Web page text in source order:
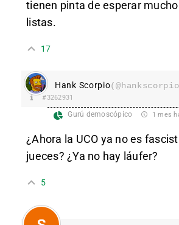
tienen pinta de esperar
listas.
17
Hank Scorpio
#3262931
Gurú demoscópico 1 mes
¿Ahora la UCO ya no es
jueces? ¿Ya no hay láufer?
5